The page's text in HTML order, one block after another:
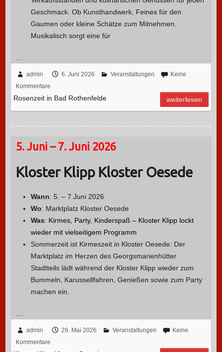
Geschmack. Ob Kunsthandwerk, Feines für den
Gaumen oder kleine Schätze zum Mitnehmen.
Musikalisch sorgt eine für
admin 6. Juni 2026 Veranstaltungen
Keine
Kommentare
Rosenzeit in Bad Rothenfelde weiterlesen
5. Juni – 7. Juni 2026
Kloster Klipp Kloster Oesede
Wann: 5. – 7.Juni 2026
Wo: Marktplatz Kloster Oesede
Was: Kirmes, Party, Kinderspaß – Kloster Klipp lockt
wieder mit vielseitigem Programm
Sommerzeit ist Kirmeszeit in Kloster Oesede: Der
Marktplatz im Herzen des Georgsmarienhütter
Stadtteils lädt während der Kloster Klipp wieder zum
Bummeln, Karussellfahren, Genießen sowie zum Party
machen ein.
…
admin 26. Mai 2026 Veranstaltungen
Keine
Kommentare